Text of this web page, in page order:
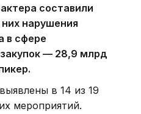
составили
нарушения
в сфере
— 28,9 млрд
в 14 из 19
мероприятий.